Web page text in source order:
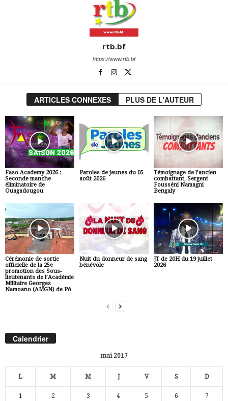
rtb.bf
https://www.rtb.bf
ARTICLES CONNEXES PLUS DE L'AUTEUR
Faso Academy 2026 :
Seconde manche
éliminatoire de
Ouagadougou
Paroles de jeunes du 05
août 2026
Témoignage de l’ancien
combattant, Sergent
Fousséni Namagni
Bengaly
Cérémonie de sortie
officielle de la 25e
promotion des Sous-
lieutenants de l’Académie
Militaire Georges
Namoano (AMGN) de Pô
Nuit du donneur de sang
bénévole
JT de 20H du 19 juillet
2026
Calendrier
mai 2017
L M M J V S D
1 2 3 4 5 6 7